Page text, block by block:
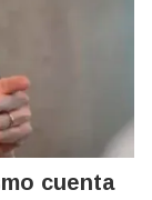
cuenta